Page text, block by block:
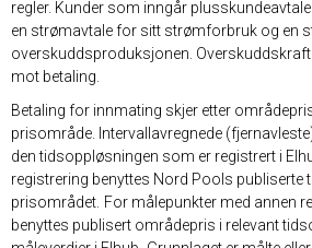
regler. Kunder som inngår
en strømavtale for sitt strømforbruk og en
overskuddsproduksjonen.
mot betaling.
Betaling for innmating skjer etter
prisområde. Intervallavregnede
den tidsoppløsningen som er registrert i
registrering benyttes Nord Pools publiserte
prisområdet. For målepunkter med annen
benyttes publisert områdepris i relevant